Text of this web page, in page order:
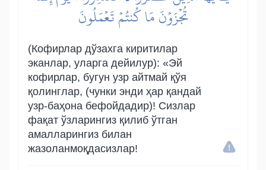
تُجۡزَوۡنَ مَا كُنتُمۡ تَعۡمَلُونَ
(Кофирлар дўзахга киритилар
эканлар, уларга дейилур): «Эй
кофирлар, бугун узр айтмай қўя
қолинглар, (чунки энди ҳар қандай
узр-баҳона бефойдадир)! Сизлар
фақат ўзларингиз қилиб ўтган
амалларингиз билан
жазоланмоқдасизлар!